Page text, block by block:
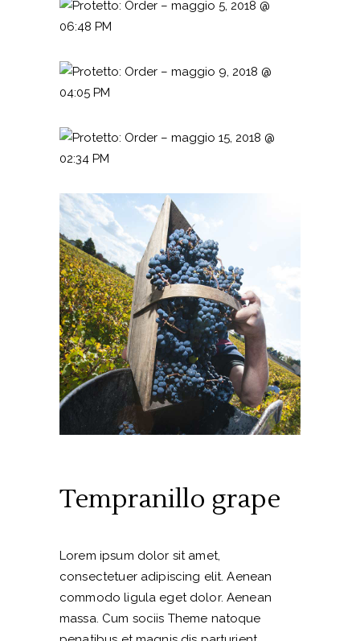
Tempranillo grape
Lorem ipsum dolor sit amet,
consectetuer adipiscing elit. Aenean
commodo ligula eget dolor. Aenean
massa. Cum sociis Theme natoque